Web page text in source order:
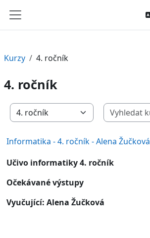
Boční panel
Kurzy 4. ročník
4. ročník
Kategorie kurzů
Informatika - 4. ročník - Alena Žučková
Učivo informatiky 4. ročník
Očekávané výstupy
Vyučující: Alena Žučková